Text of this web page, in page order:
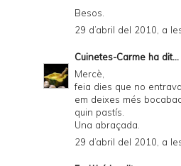
Besos.
29 d’abril del 2010, a
Cuinetes-Carme ha dit...
Mercè,
feia dies que no
em deixes més
quin pastís.
Una abraçada.
29 d’abril del 2010, a